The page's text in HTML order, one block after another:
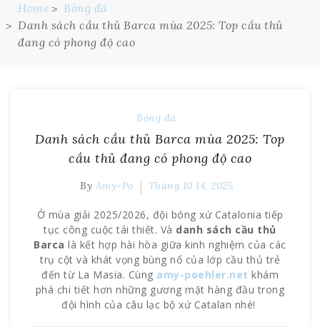
Home
Bóng đá
Danh sách cầu thủ Barca mùa 2025: Top cầu thủ
đang có phong độ cao
Bóng đá
Danh sách cầu thủ Barca mùa 2025: Top
cầu thủ đang có phong độ cao
By Amy-Po Tháng 10 14, 2025
Ở mùa giải 2025/2026, đội bóng xứ Catalonia tiếp
tục công cuộc tái thiết. Và danh sách cầu thủ
Barca là kết hợp hài hòa giữa kinh nghiệm của các
trụ cột và khát vọng bùng nổ của lớp cầu thủ trẻ
đến từ La Masia. Cùng amy-poehler.net khám
phá chi tiết hơn những gương mặt hàng đầu trong
đội hình của câu lạc bộ xứ Catalan nhé!